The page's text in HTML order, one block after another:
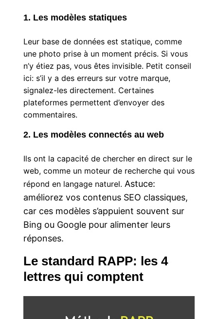
1. Les modèles statiques
Leur base de données est statique, comme
une photo prise à un moment précis. Si vous
n’y étiez pas, vous êtes invisible. Petit conseil
ici: s’il y a des erreurs sur votre marque,
signalez-les directement. Certaines
plateformes permettent d’envoyer des
commentaires.
2. Les modèles connectés au web
Ils ont la capacité de chercher en direct sur le
web, comme un moteur de recherche qui vous
répond en langage naturel. Astuce:
améliorez vos contenus SEO classiques,
car ces modèles s’appuient souvent sur
Bing ou Google pour alimenter leurs
réponses.
Le standard RAPP: les 4
lettres qui comptent